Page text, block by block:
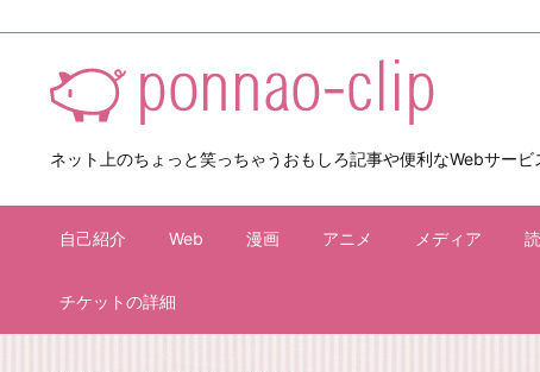
ネット上のちょっと笑っちゃうおもしろ記事や便利なWebサー
自己紹介 Web 漫画 アニメ メディア
チケットの詳細